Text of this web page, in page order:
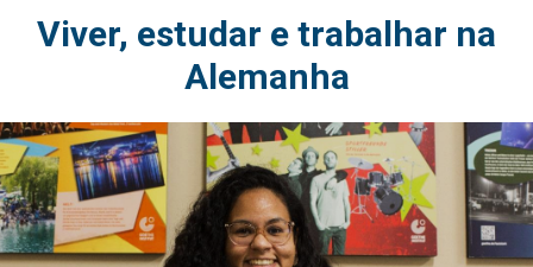
Viver, estudar e trabalhar na
Alemanha